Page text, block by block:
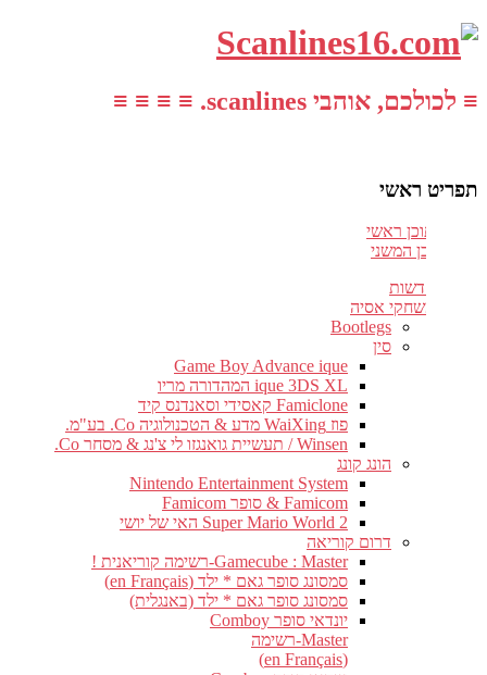
≡ לכולכם, אוהבי scanlines. ≡ ≡ ≡ ≡
תפריט ראשי
עבור לתוכן ראשי
דלג לתוכן המשני
חדשות
משחקי אסיה
Bootlegs
סין
Game Boy Advance ique
ique 3DS XL המהדורה מריו
Famiclone קאסידי וסאנדנס קיד
פוז WaiXing מדע & הטכנולוגיה Co. בע"מ.
Winsen / תעשיית גואנגזו לי צ'נג & מסחר Co.
הונג קונג
Nintendo Entertainment System
Famicom & סופר Famicom
Super Mario World 2 האי של יושי
דרום קוריאה
Gamecube : Master-רשימה קוריאנית !
סמסונג סופר גאם * ילד (en Français)
סמסונג סופר גאם * ילד (באנגלית)
יונדאי סופר Comboy
Master-רשימה
(en Français)